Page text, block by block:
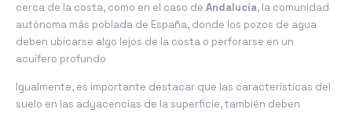
cerca de la costa, como en el caso de Andalucía, la comunidad
autónoma más poblada de España, donde los pozos de agua
deben ubicarse algo lejos de la costa o perforarse en un
acuífero profundo
Igualmente, es importante destacar que las características del
suelo en las adyacencias de la superficie, también deben